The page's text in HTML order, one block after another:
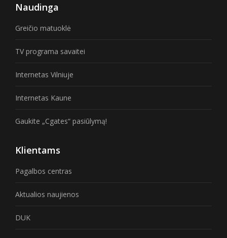
Naudinga
Greičio matuoklė
TV programa savaitei
Internetas Vilniuje
Internetas Kaune
Gaukite „Cgates“ pasiūlymą!
Klientams
Pagalbos centras
Aktualios naujienos
DUK